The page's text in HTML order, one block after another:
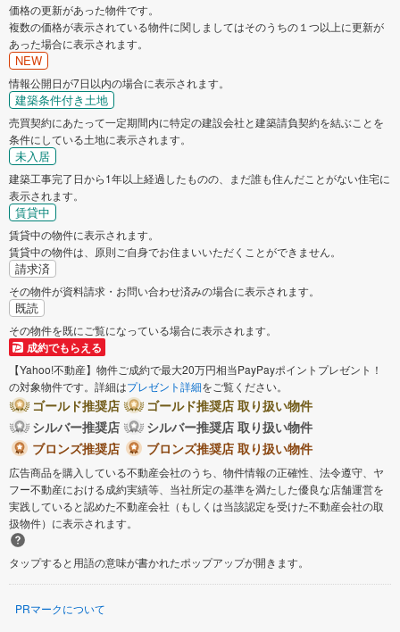
価格の更新があった物件です。
複数の価格が表示されている物件に関しましてはそのうちの１つ以上に更新が
あった場合に表示されます。
NEW
情報公開日が7日以内の場合に表示されます。
建築条件付き土地
売買契約にあたって一定期間内に特定の建設会社と建築請負契約を結ぶことを
条件にしている土地に表示されます。
未入居
建築工事完了日から1年以上経過したものの、まだ誰も住んだことがない住宅に
表示されます。
賃貸中
賃貸中の物件に表示されます。
賃貸中の物件は、原則ご自身でお住まいいただくことができません。
請求済
その物件が資料請求・お問い合わせ済みの場合に表示されます。
既読
その物件を既にご覧になっている場合に表示されます。
成約でもらえる
【Yahoo!不動産】物件ご成約で最大20万円相当PayPayポイントプレゼント！
の対象物件です。詳細はプレゼント詳細をご覧ください。
ゴールド推奨店
ゴールド推奨店 取り扱い物件
シルバー推奨店
シルバー推奨店 取り扱い物件
ブロンズ推奨店
ブロンズ推奨店 取り扱い物件
広告商品を購入している不動産会社のうち、物件情報の正確性、法令遵守、ヤ
フー不動産における成約実績等、当社所定の基準を満たした優良な店舗運営を
実践していると認めた不動産会社（もしくは当該認定を受けた不動産会社の取
扱物件）に表示されます。
タップすると用語の意味が書かれたポップアップが開きます。
PRマークについて